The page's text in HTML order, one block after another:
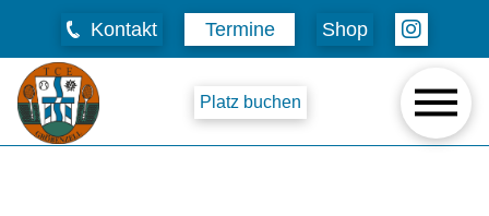
Kontakt Termine Shop
Platz buchen